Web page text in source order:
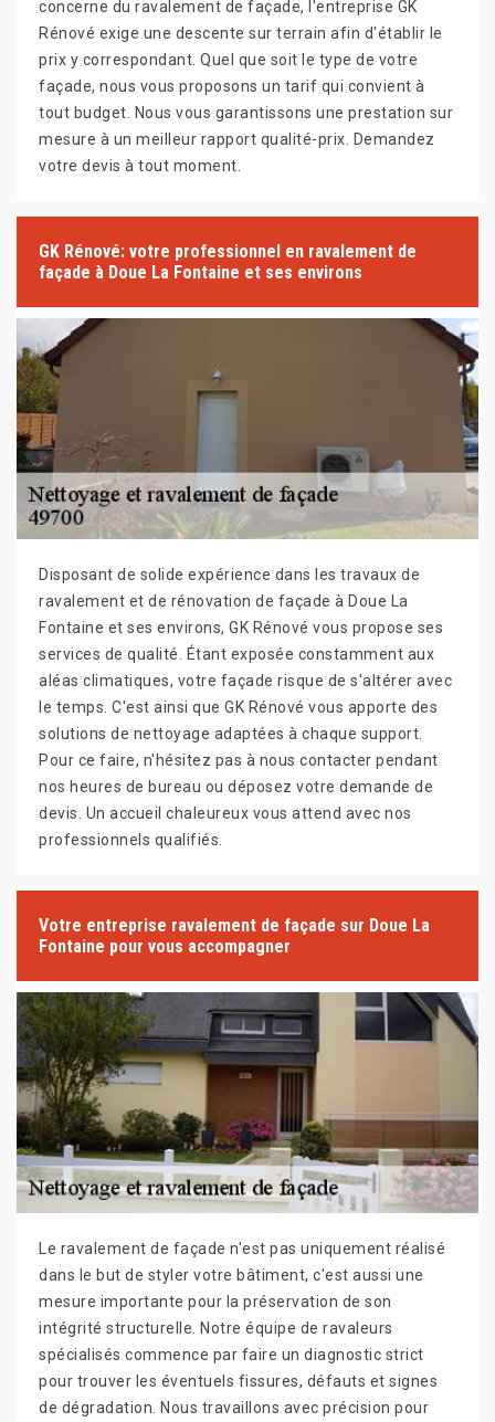
concerne du ravalement de façade, l'entreprise GK
Rénové exige une descente sur terrain afin d'établir le
prix y correspondant. Quel que soit le type de votre
façade, nous vous proposons un tarif qui convient à
tout budget. Nous vous garantissons une prestation sur
mesure à un meilleur rapport qualité-prix. Demandez
votre devis à tout moment.
GK Rénové: votre professionnel en ravalement de
façade à Doue La Fontaine et ses environs
Disposant de solide expérience dans les travaux de
ravalement et de rénovation de façade à Doue La
Fontaine et ses environs, GK Rénové vous propose ses
services de qualité. Étant exposée constamment aux
aléas climatiques, votre façade risque de s'altérer avec
le temps. C'est ainsi que GK Rénové vous apporte des
solutions de nettoyage adaptées à chaque support.
Pour ce faire, n'hésitez pas à nous contacter pendant
nos heures de bureau ou déposez votre demande de
devis. Un accueil chaleureux vous attend avec nos
professionnels qualifiés.
Votre entreprise ravalement de façade sur Doue La
Fontaine pour vous accompagner
Le ravalement de façade n'est pas uniquement réalisé
dans le but de styler votre bâtiment, c'est aussi une
mesure importante pour la préservation de son
intégrité structurelle. Notre équipe de ravaleurs
spécialisés commence par faire un diagnostic strict
pour trouver les éventuels fissures, défauts et signes
de dégradation. Nous travaillons avec précision pour